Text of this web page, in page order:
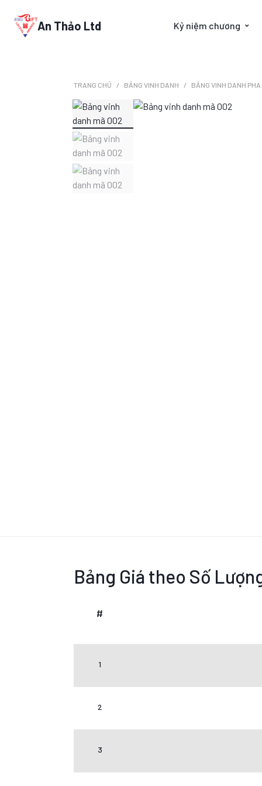
An Thảo Ltd Kỷ niệm chương
TRANG CHỦ BẢNG VINH DANH BẢNG VINH DANH
Bảng Giá theo Số
#
1
2
3